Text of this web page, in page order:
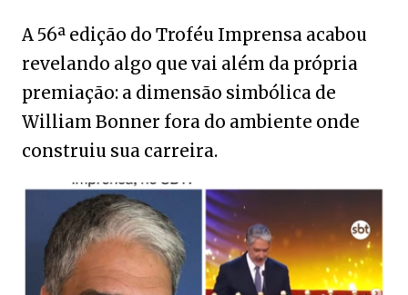
A 56ª edição do Troféu Imprensa acabou
revelando algo que vai além da própria
premiação: a dimensão simbólica de
William Bonner fora do ambiente onde
construiu sua carreira.